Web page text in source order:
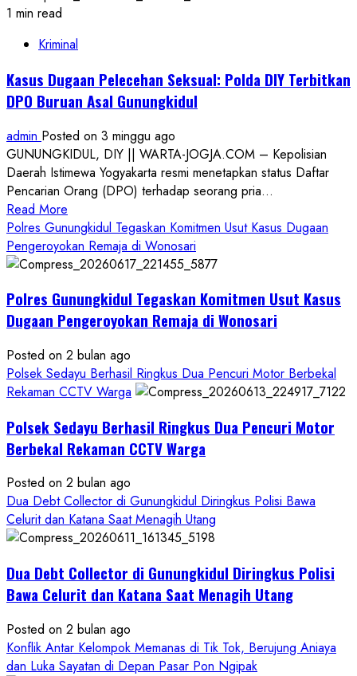
1 min read
Kriminal
Kasus Dugaan Pelecehan Seksual: Polda DIY Terbitkan
DPO Buruan Asal Gunungkidul
admin Posted on 3 minggu ago
GUNUNGKIDUL, DIY || WARTA-JOGJA.COM – Kepolisian
Daerah Istimewa Yogyakarta resmi menetapkan status Daftar
Pencarian Orang (DPO) terhadap seorang pria...
Read More
more
about
Kasus
Pelecehan
Seksual:
DIY
Terbitkan
DPO
Asal
Gunungkidul
Polres Gunungkidul Tegaskan Komitmen Usut Kasus Dugaan
Pengeroyokan Remaja di Wonosari
Polres Gunungkidul Tegaskan Komitmen Usut Kasus
Dugaan Pengeroyokan Remaja di Wonosari
Posted on 2 bulan ago
Polsek Sedayu Berhasil Ringkus Dua Pencuri Motor Berbekal
Rekaman CCTV Warga
Polsek Sedayu Berhasil Ringkus Dua Pencuri Motor
Berbekal Rekaman CCTV Warga
Posted on 2 bulan ago
Dua Debt Collector di Gunungkidul Diringkus Polisi Bawa
Celurit dan Katana Saat Menagih Utang
Dua Debt Collector di Gunungkidul Diringkus Polisi
Bawa Celurit dan Katana Saat Menagih Utang
Posted on 2 bulan ago
Konflik Antar Kelompok Memanas di Tik Tok, Berujung Aniaya
dan Luka Sayatan di Depan Pasar Pon Ngipak